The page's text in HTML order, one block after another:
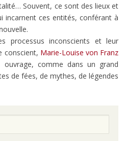
Souvent, ce sont des lieux et
incarnent ces entités, conférant à
processus inconscients et leur
conscient, Marie-Louise von Franz
comme dans un grand
de fées, de mythes, de légendes